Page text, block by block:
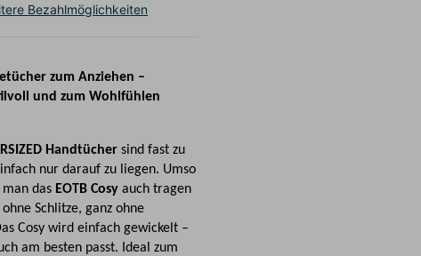
Bezahlmöglichkeiten
zum Anziehen –
und zum Wohlfühlen
Handtücher sind fast zu
nur darauf zu liegen. Umso
man das EOTB Cosy auch tragen
ohne Schlitze, ganz ohne
Cosy wird einfach gewickelt –
am besten passt. Ideal zum